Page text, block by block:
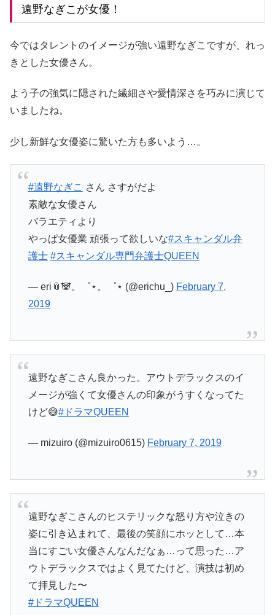
遠野なぎこが女優！
今ではタレントのイメージが強い遠野なぎこですが、れっ
きとした女優さん。
よう子の強気に隠された繊細さや愛情深さを巧みに演じて
いましたね。
少し新鮮な女優姿に驚いた方も多いよう…。
#遠野なぎこ さん さすがだよ
素敵な女優さん
バラエティより
やっぱ女優業 頑張って欲しいな#スキャンダル弁
護士 #スキャンダル専門弁護士QUEEN
— eri📎🐼。゜⋆。゜⋆ (@erichu_) February 7,
2019
遠野なぎこさん良かった。アウトデラックスのイ
メージが強くて女優さんの印象がうすくなってた
けど😅#ドラマQUEEN
— mizuiro (@mizuiro0615) February 7, 2019
遠野なぎこさんのヒステリックな怒り方や泣きの
姿に引き込まれて、最後の笑顔にホッとして…本
当にすごい女優さんなんだなぁ…って思った…ア
ウトデラックスではよく見てたけど、演技は初め
て拝見した〜
#ドラマQUEEN